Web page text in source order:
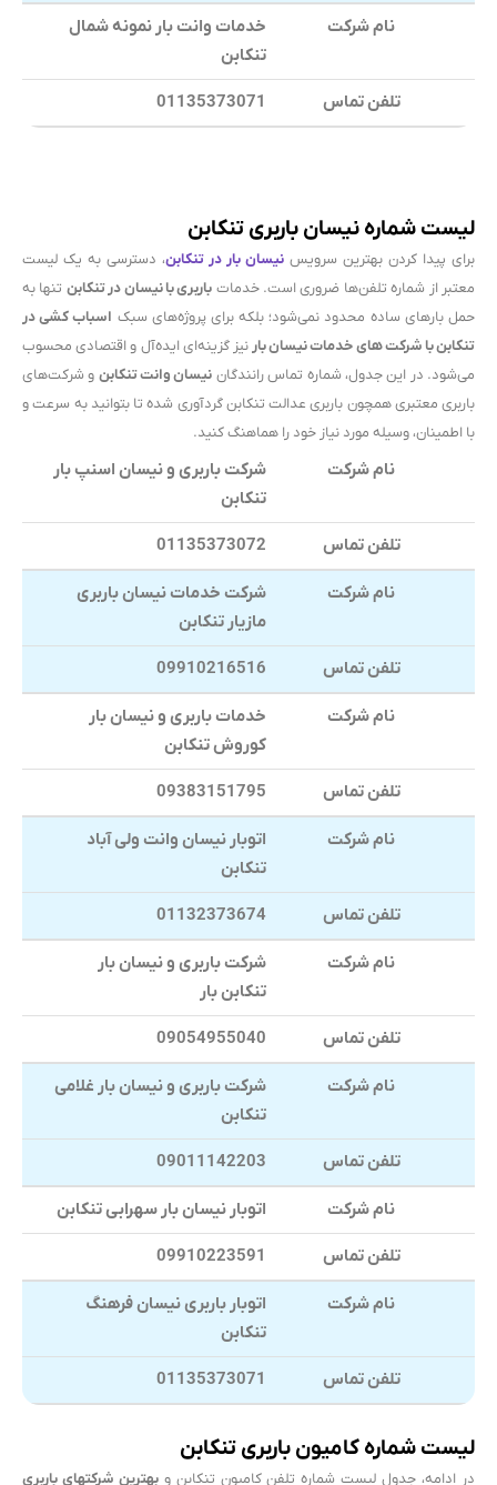
نام شرکت
خدمات وانت بار نمونه شمال
تنکابن
تلفن تماس 01135373071
لیست شماره نیسان باربری تنکابن
برای پیدا کردن بهترین سرویس نیسان بار در تنکابن، دسترسی به یک لیست
معتبر از شماره تلفن‌ها ضروری است. خدمات باربری با نیسان در تنکابن تنها به
حمل بارهای ساده محدود نمی‌شود؛ بلکه برای پروژه‌های سبک اسباب کشی در
تنکابن با شرکت های خدمات نیسان بار نیز گزینه‌ای ایده‌آل و اقتصادی محسوب
می‌شود. در این جدول، شماره تماس رانندگان نیسان وانت تنکابن و شرکت‌های
باربری معتبری همچون باربری عدالت تنکابن گردآوری شده تا بتوانید به سرعت و
با اطمینان، وسیله مورد نیاز خود را هماهنگ کنید.
نام شرکت
شرکت باربری و نیسان اسنپ بار
تنکابن
تلفن تماس 01135373072
نام شرکت
شرکت خدمات نیسان باربری
مازیار تنکابن
تلفن تماس 09910216516
نام شرکت
خدمات باربری و نیسان بار
کوروش تنکابن
تلفن تماس 09383151795
نام شرکت
اتوبار نیسان وانت ولی آباد
تنکابن
تلفن تماس 01132373674
نام شرکت
شرکت باربری و نیسان بار
تنکابن بار
تلفن تماس 09054955040
نام شرکت
شرکت باربری و نیسان بار غلامی
تنکابن
تلفن تماس 09011142203
نام شرکت اتوبار نیسان بار سهرابی تنکابن
تلفن تماس 09910223591
نام شرکت
اتوبار باربری نیسان فرهنگ
تنکابن
تلفن تماس 01135373071
لیست شماره کامیون باربری تنکابن
در ادامه، جدول لیست شماره تلفن کامیون تنکابن وبهترین شرکتهای باربری